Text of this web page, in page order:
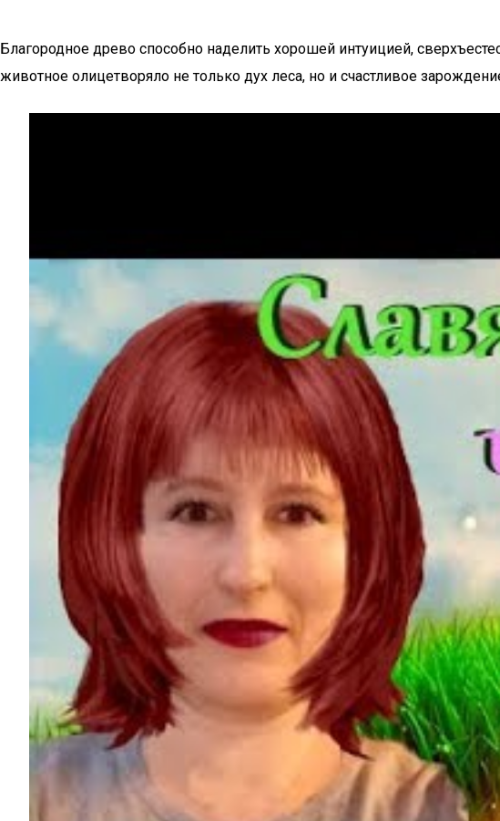
Благородное древо способно наделить хорошей интуицией,
животное олицетворяло не только дух леса, но и счастливое